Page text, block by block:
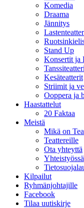
Komedia
Draama
Jännitys
Stand Up
Konsertit ja
Tanssiteatteri
Kesäteatterit
Striimit ja
Ooppera ja
Haastattelut
20 Faktaa
Meistä
Mikä on
Teattereille
Ota yhteyttä
Yhteistyössä
Kilpailut
Ryhmänjohtajille
Facebook
Tilaa uutiskirje